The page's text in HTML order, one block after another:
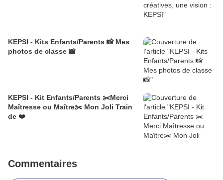
KEPSI - Kits Enfants/Parents 📸 Mes
photos de classe 📸
KEPSI - Kit Enfants/Parents ✂️Merci
Maîtresse ou Maître✂️ Mon Joli Train
de ❤️
Commentaires